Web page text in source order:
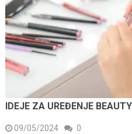
IDEJE ZA UREĐENJE
09/05/2024 0